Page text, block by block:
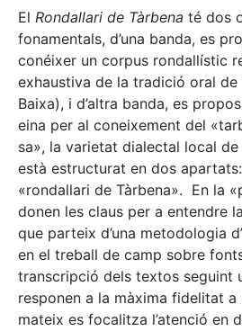
El Rondallari de Tàrbena té dos
fonamentals, d’una banda, es
conéixer un corpus rondallístic
exhaustiva de la tradició oral de
Baixa), i d’altra banda, es
eina per al coneixement del
sa», la varietat dialectal local de
està estructurat en dos
«rondallari de Tàrbena». En la
donen les claus per a entendre
que parteix d’una metodologia
en el treball de camp sobre
transcripció dels textos seguint
responen a la màxima fidelitat
mateix es focalitza l’atenció en